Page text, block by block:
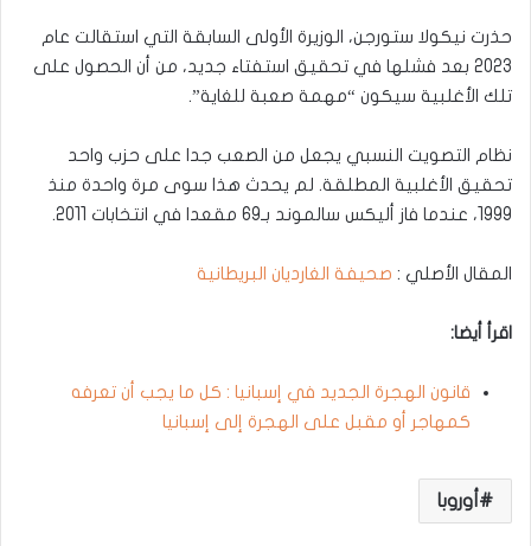
حذرت نيكولا ستورجن، الوزيرة الأولى السابقة التي استقالت عام
2023 بعد فشلها في تحقيق استفتاء جديد، من أن الحصول على
تلك الأغلبية سيكون “مهمة صعبة للغاية”.
نظام التصويت النسبي يجعل من الصعب جدا على حزب واحد
تحقيق الأغلبية المطلقة. لم يحدث هذا سوى مرة واحدة منذ
1999، عندما فاز أليكس سالموند بـ69 مقعدا في انتخابات 2011.
المقال الأصلي : صحيفة الغارديان البريطانية
اقرأ أيضا:
قانون الهجرة الجديد في إسبانيا : كل ما يجب أن تعرفه
كمهاجر أو مقبل على الهجرة إلى إسبانيا
أوروبا